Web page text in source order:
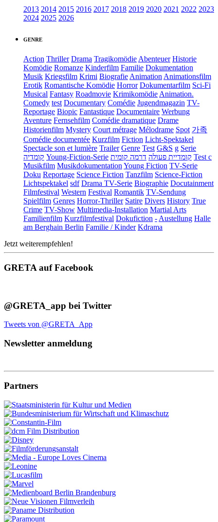
2013 2014 2015 2016 2017 2018 2019 2020 2021 2022 2023
2024 2025 2026
GENRE
Action Thriller Drama Tragikomödie Abenteuer Historie
Komödie Romanze Kinderfilm Familie Dokumentation
Musik Kriegsfilm Krimi Biografie Animation Animationsfilm
Erotik Romantische Komödie Horror Dokumentarfilm Sci-Fi
Musical Fantasy Roadmovie Krimikomödie Animation.
Comedy test Documentary Comédie Jugendmagazin TV-
Reportage Biopic Fantastique Documentaire Werbung
Aventure Fernsehfilm Comédie dramatique Drame
Historienfilm Mystery Court métrage Mélodrame Spot 가족
Comédie documentée Kurzfilm Fiction Licht-Spektakel
Spectacle son et lumière Trailer Genre Test G&S g Serie
קומדיה Young-Fiction-Serie קומדיית פעולה דרמה קומית
Test c
Musikfilm Musikdokumentation Young Fiction TV-Serie
Doku Reportage Science Fiction Tanzfilm Science-Fiction
Lichtspektakel sdf Drama TV-Serie Biographie Docutainment
Filmfestival Western Festival Romantik TV-Sendung
Spielfilm Genres Horror-Thriller Satire Divers History True
Crime TV-Show Multimedia-Installation Martial Arts
Familienfilm Kurzfilmfestival Dokufiction - Austellung Halle
am Berghain Berlin Familie / Kinder Kdrama
Jetzt weiterempfehlen!
GRETA auf Facebook
@GRETA_app bei Twitter
Tweets von @GRETA_App
Newsletter anmeldung
Partners